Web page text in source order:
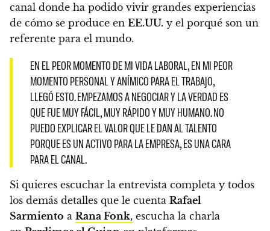
canal donde ha podido vivir grandes experiencias
de cómo se produce en EE.UU. y el porqué son un
referente para el mundo.
EN EL PEOR MOMENTO DE MI VIDA LABORAL, EN MI PEOR
MOMENTO PERSONAL Y ANÍMICO PARA EL TRABAJO,
LLEGÓ ESTO. EMPEZAMOS A NEGOCIAR Y LA VERDAD ES
QUE FUE MUY FÁCIL, MUY RÁPIDO Y MUY HUMANO. NO
PUEDO EXPLICAR EL VALOR QUE LE DAN AL TALENTO
PORQUE ES UN ACTIVO PARA LA EMPRESA, ES UNA CARA
PARA EL CANAL.
Si quieres escuchar la entrevista completa y todos
los demás detalles que le cuenta Rafael
Sarmiento a Rana Fonk, escucha la charla